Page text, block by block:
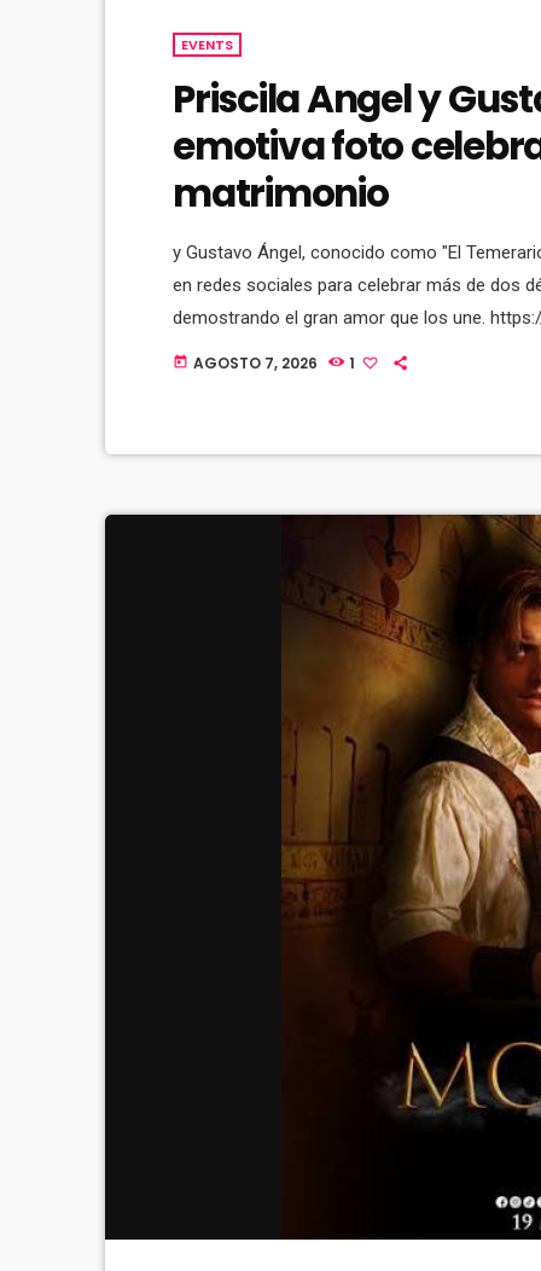
EVENTS
Priscila Angel y
emotiva foto
matrimonio
y Gustavo Ángel, conocido como "El
en redes sociales para celebrar más de dos
demostrando el gran amor que los une.
today AGOSTO 7, 2026 1